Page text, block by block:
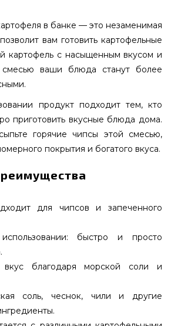
в банке — это незаменимая
вам готовить картофельные
картофель с насыщенным вкусом и
ваши блюда станут более
продукт подходит тем, кто
приготовить вкусные блюда дома.
горячие чипсы этой смесью,
покрытия и богатого вкуса.
для чипсов и запеченного
быстро и просто
благодаря морской соли и
соль, чеснок, чили и другие